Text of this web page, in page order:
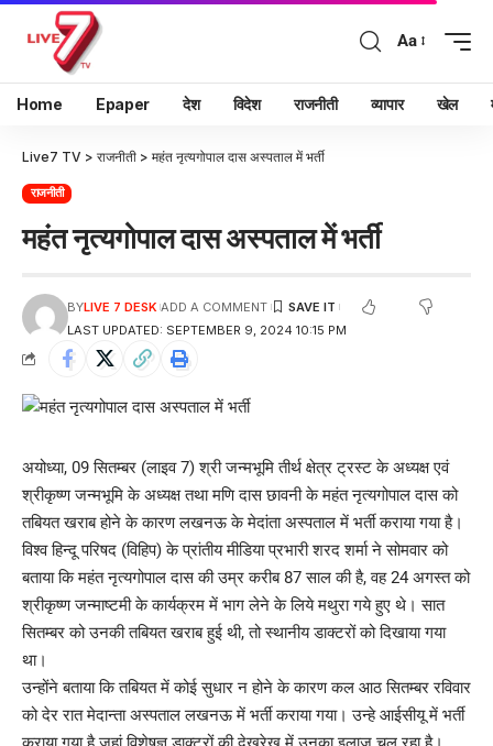
Aa
Home Epaper देश विदेश राजनीती व्यापार खेल
Live7 TV > राजनीती > महंत नृत्यगोपाल दास अस्पताल में भर्ती
राजनीती
महंत नृत्यगोपाल दास अस्पताल में भर्ती
LAST UPDATED: SEPTEMBER 9, 2024 10:15 PM
BYLIVE 7 DESK ADD A COMMENT
अयोध्या, 09 सितम्बर (लाइव 7) श्री जन्मभूमि तीर्थ क्षेत्र ट्रस्ट के अध्यक्ष एवं
श्रीकृष्ण जन्मभूमि के अध्यक्ष तथा मणि दास छावनी के महंत नृत्यगोपाल दास को
तबियत खराब होने के कारण लखनऊ के मेदांता अस्पताल में भर्ती कराया गया है।
विश्व हिन्दू परिषद (विहिप) के प्रांतीय मीडिया प्रभारी शरद शर्मा ने सोमवार को
बताया कि महंत नृत्यगोपाल दास की उम्र करीब 87 साल की है, वह 24 अगस्त को
श्रीकृष्ण जन्माष्टमी के कार्यक्रम में भाग लेने के लिये मथुरा गये हुए थे। सात
सितम्बर को उनकी तबियत खराब हुई थी, तो स्थानीय डाक्टरों को दिखाया गया
था।
उन्होंने बताया कि तबियत में कोई सुधार न होने के कारण कल आठ सितम्बर रविवार
को देर रात मेदान्ता अस्पताल लखनऊ में भर्ती कराया गया। उन्हे आईसीयू में भर्ती